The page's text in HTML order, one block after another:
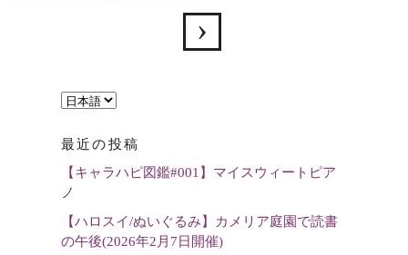
言
を
選
最近の投稿
【キャラハピ図鑑#001】マイスウィートピア
ノ
【ハロスイ/ぬいぐるみ】カメリア庭園で読書
の午後(2026年2月7日開催)